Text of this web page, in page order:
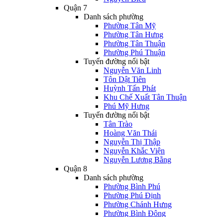
Quận 7
Danh sách phường
Phường Tân Mỹ
Phường Tân Hưng
Phường Tân Thuận
Phường Phú Thuận
Tuyến đường nổi bật
Nguyễn Văn Linh
Tôn Dật Tiên
Huỳnh Tấn Phát
Khu Chế Xuất Tân Thuận
Phú Mỹ Hưng
Tuyến đường nổi bật
Tân Trào
Hoàng Văn Thái
Nguyễn Thị Thập
Nguyễn Khắc Viện
Nguyễn Lương Bằng
Quận 8
Danh sách phường
Phường Bình Phú
Phường Phú Định
Phường Chánh Hưng
Phường Bình Đông